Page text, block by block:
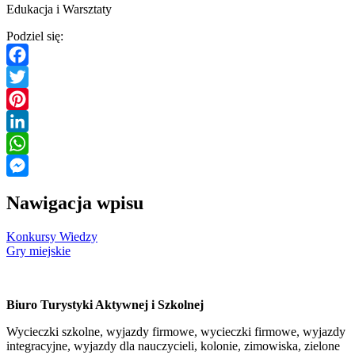
Edukacja i Warsztaty
Podziel się:
Facebook
Twitter
Pinterest
LinkedIn
WhatsApp
Nawigacja wpisu
Konkursy Wiedzy
Gry miejskie
Biuro Turystyki Aktywnej i Szkolnej
Wycieczki szkolne, wyjazdy firmowe, wycieczki firmowe, wyjazdy
integracyjne, wyjazdy dla nauczycieli, kolonie, zimowiska, zielone